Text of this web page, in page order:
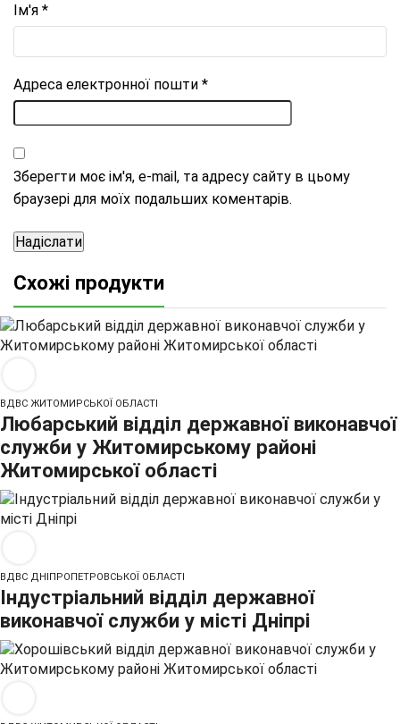
Ім'я *
Адреса електронної пошти *
Зберегти моє ім'я, e-mail, та адресу сайту в цьому
браузері для моїх подальших коментарів.
Схожі продукти
ВДВС ЖИТОМИРСЬКОЇ ОБЛАСТІ
Любарський відділ державної виконавчої
служби у Житомирському районі
Житомирської області
ВДВС ДНІПРОПЕТРОВСЬКОЇ ОБЛАСТІ
Індустріальний відділ державної
виконавчої служби у місті Дніпрі